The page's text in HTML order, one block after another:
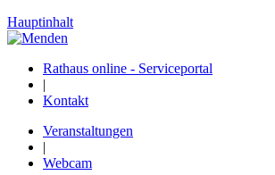
Hauptinhalt
Rathaus online - Serviceportal
|
Kontakt
Veranstaltungen
|
Webcam